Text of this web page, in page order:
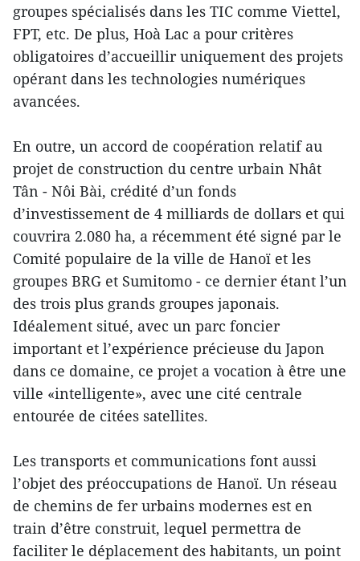
groupes spécialisés dans les TIC comme Viettel,
FPT, etc. De plus, Hoà Lac a pour critères
obligatoires d’accueillir uniquement des projets
opérant dans les technologies numériques
avancées.
En outre, un accord de coopération relatif au
projet de construction du centre urbain Nhât
Tân - Nôi Bài, crédité d’un fonds
d’investissement de 4 milliards de dollars et qui
couvrira 2.080 ha, a récemment été signé par le
Comité populaire de la ville de Hanoï et les
groupes BRG et Sumitomo - ce dernier étant l’un
des trois plus grands groupes japonais.
Idéalement situé, avec un parc foncier
important et l’expérience précieuse du Japon
dans ce domaine, ce projet a vocation à être une
ville «intelligente», avec une cité centrale
entourée de citées satellites.
Les transports et communications font aussi
l’objet des préoccupations de Hanoï. Un réseau
de chemins de fer urbains modernes est en
train d’être construit, lequel permettra de
faciliter le déplacement des habitants, un point